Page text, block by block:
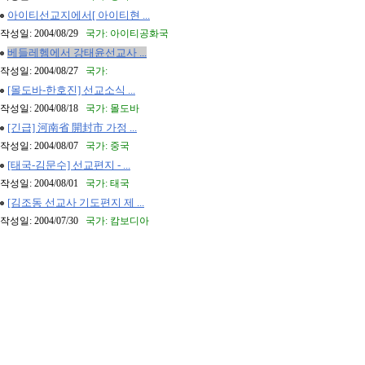
아이티선교지에서[ 아이티현 ...
작성일: 2004/08/29 국가: 아이티공화국
베들레헴에서 강태윤선교사 ...
작성일: 2004/08/27 국가:
[몰도바-한호진] 선교소식 ...
작성일: 2004/08/18 국가: 몰도바
[긴급] 河南省 開封市 가정 ...
작성일: 2004/08/07 국가: 중국
[태국-김문수] 선교편지 - ...
작성일: 2004/08/01 국가: 태국
[김조동 선교사 기도편지 제 ...
작성일: 2004/07/30 국가: 캄보디아